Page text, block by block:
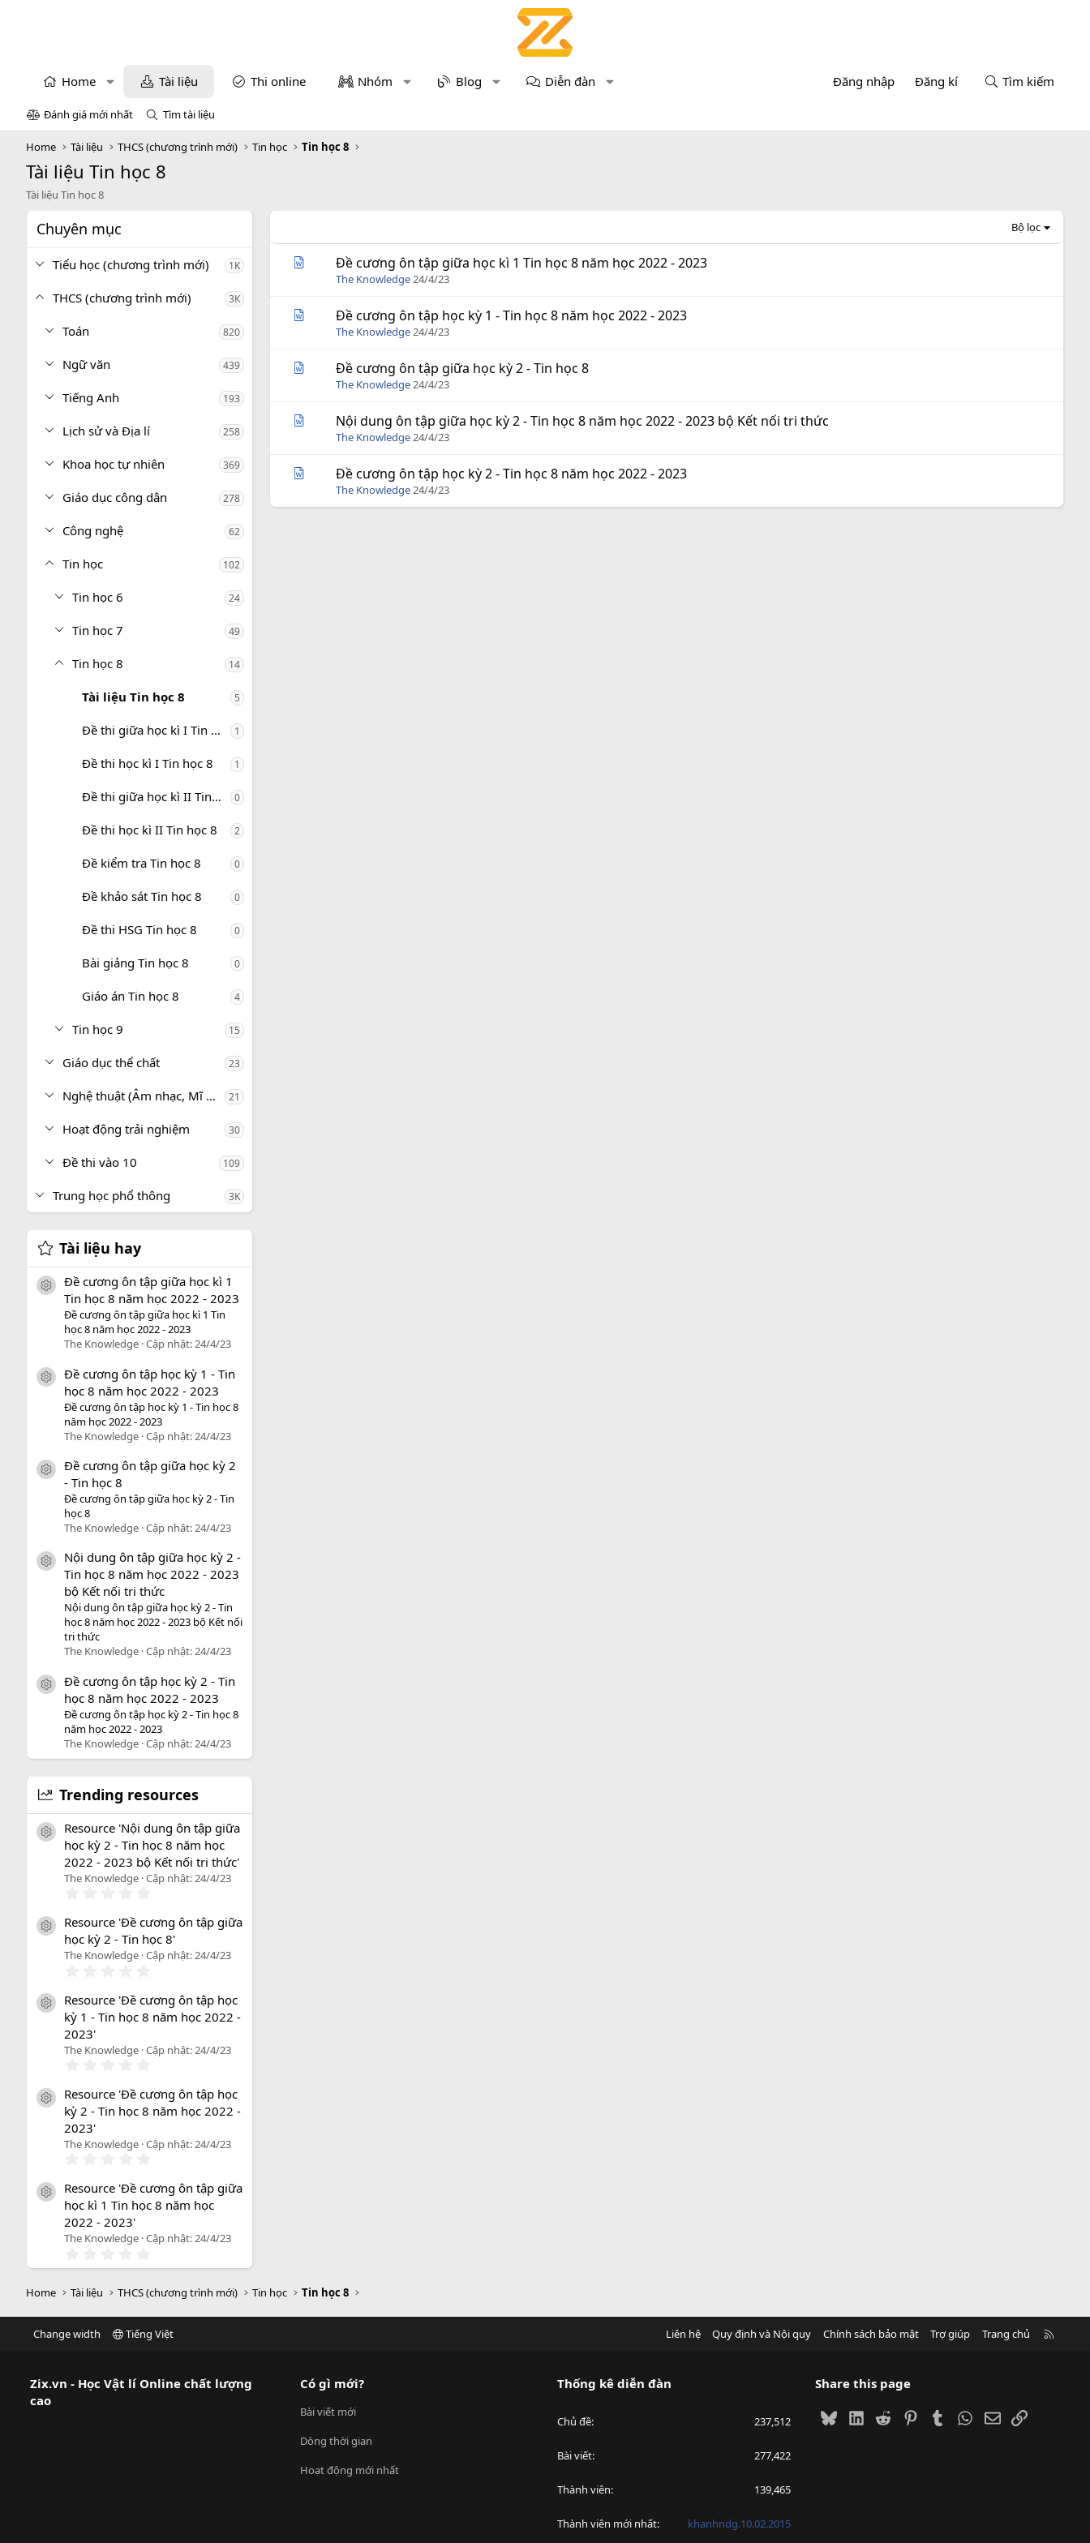
Home Tài liệu Thi online Nhóm Blog Diễn đàn Đăng nhập Đăng kí Tìm kiếm
Đánh giá mới nhất Tìm tài liệu
Home Tài liệu THCS (chương trình mới) Tin học Tin học 8
Tài liệu Tin học 8
Tài liệu Tin học 8
Chuyên mục
Tiểu học (chương trình mới) 1K
THCS (chương trình mới) 3K
Toán 820
Ngữ văn 439
Tiếng Anh 193
Lịch sử và Địa lí 258
Khoa học tự nhiên 369
Giáo dục công dân 278
Công nghệ 62
Tin học 102
Tin học 6 24
Tin học 7 49
Tin học 8 14
Tài liệu Tin học 8 5
Đề thi giữa học kì I Tin học 8 1
Đề thi học kì I Tin học 8 1
Đề thi giữa học kì II Tin học 8 0
Đề thi học kì II Tin học 8 2
Đề kiểm tra Tin học 8 0
Đề khảo sát Tin học 8 0
Đề thi HSG Tin học 8 0
Bài giảng Tin học 8 0
Giáo án Tin học 8 4
Tin học 9 15
Giáo dục thể chất 23
Nghệ thuật (Âm nhạc, Mĩ thuật) 21
Hoạt động trải nghiệm 30
Đề thi vào 10 109
Trung học phổ thông 3K
Tài liệu hay
icon tài liệu
Đề cương ôn tập giữa học kì 1
Tin học 8 năm học 2022 - 2023
Đề cương ôn tập giữa học kì 1 Tin
học 8 năm học 2022 - 2023
The Knowledge Cập nhật:24/4/23
icon tài liệu
Đề cương ôn tập học kỳ 1 - Tin
học 8 năm học 2022 - 2023
Đề cương ôn tập học kỳ 1 - Tin học 8
năm học 2022 - 2023
The Knowledge Cập nhật:24/4/23
icon tài liệu
Đề cương ôn tập giữa học kỳ 2
- Tin học 8
Đề cương ôn tập giữa học kỳ 2 - Tin
học 8
The Knowledge Cập nhật:24/4/23
icon tài liệu
Nội dung ôn tập giữa học kỳ 2 -
Tin học 8 năm học 2022 - 2023
bộ Kết nối tri thức
Nội dung ôn tập giữa học kỳ 2 - Tin
học 8 năm học 2022 - 2023 bộ Kết nối
tri thức
The Knowledge Cập nhật:24/4/23
icon tài liệu
Đề cương ôn tập học kỳ 2 - Tin
học 8 năm học 2022 - 2023
Đề cương ôn tập học kỳ 2 - Tin học 8
năm học 2022 - 2023
The Knowledge Cập nhật: 24/4/23
Trending resources
icon tài liệu
Resource 'Nội dung ôn tập giữa
học kỳ 2 - Tin học 8 năm học
2022 - 2023 bộ Kết nối tri thức'
The Knowledge Cập nhật:24/4/23
0
0
s
a
o
icon tài liệu
Resource 'Đề cương ôn tập giữa
học kỳ 2 - Tin học 8'
The Knowledge Cập nhật:24/4/23
0
0
s
o
icon tài liệu
Resource 'Đề cương ôn tập học
kỳ 1 - Tin học 8 năm học 2022 -
2023'
The Knowledge Cập nhật: 24/4/23
0
0
s
o
icon tài liệu
Resource 'Đề cương ôn tập học
kỳ 2 - Tin học 8 năm học 2022 -
2023'
The Knowledge Cập nhật:24/4/23
0
0
s
o
icon tài liệu
Resource 'Đề cương ôn tập giữa
học kì 1 Tin học 8 năm học
2022 - 2023'
The Knowledge Cập nhật:24/4/23
.
0
s
a
Bộ lọc
Đề cương ôn tập giữa học kì 1 Tin học 8 năm học 2022 - 2023
The Knowledge24/4/23
Đề cương ôn tập học kỳ 1 - Tin học 8 năm học 2022 - 2023
The Knowledge24/4/23
Đề cương ôn tập giữa học kỳ 2 - Tin học 8
The Knowledge24/4/23
Nội dung ôn tập giữa học kỳ 2 - Tin học 8 năm học 2022 - 2023 bộ Kết nối tri thức
The Knowledge24/4/23
Đề cương ôn tập học kỳ 2 - Tin học 8 năm học 2022 - 2023
The Knowledge24/4/23
Home Tài liệu THCS (chương trình mới) Tin học Tin học 8
Change width Tiếng Việt Liên hệ Quy định và Nội quy Chính sách bảo mật Trợ giúp Trang chủ
Zix.vn - Học Vật lí Online chất lượng
cao
Có gì mới?
Bài viết mới
Dòng thời gian
Hoạt động mới nhất
Thống kê diễn đàn
Chủ đề 237,512
Bài viết 277,422
Thành viên 139,465
Thành viên mới nhất khanhndg.10.02.2015
Share this page
BlueskyLinkedIn
Reddit PinterestTumblrWhatsApp
EmailLink